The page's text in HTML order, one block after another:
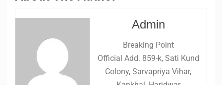
Admin
Breaking Point
Official Add. 859-k, Sati Kund
Colony, Sarvapriya Vihar,